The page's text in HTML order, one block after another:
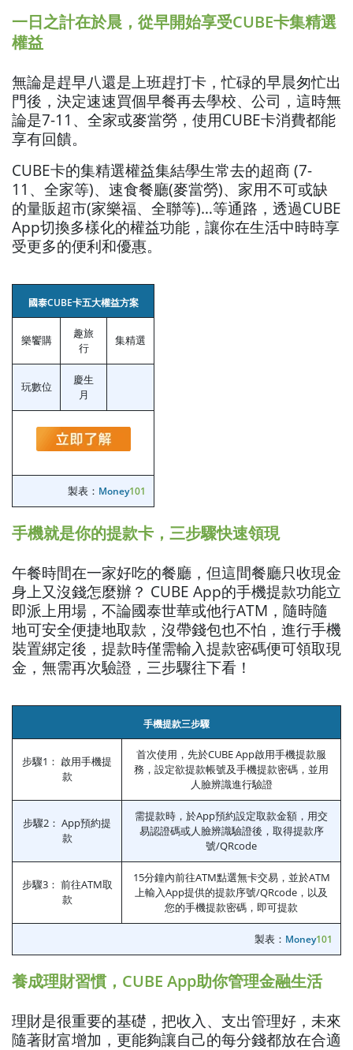
一日之計在於晨，從早開始享受CUBE卡集精選
權益
無論是趕早八還是上班趕打卡，忙碌的早晨匆忙出
門後，決定速速買個早餐再去學校、公司，這時無
論是7-11、全家或麥當勞，使用CUBE卡消費都能
享有回饋。
CUBE卡的集精選權益集結學生常去的超商 (7-
11、全家等)、速食餐廳(麥當勞)、家用不可或缺
的量販超市(家樂福、全聯等)…等通路，透過CUBE
App切換多樣化的權益功能，讓你在生活中時時享
受更多的便利和優惠。
國泰CUBE卡五大權益方案
樂饗購
趣旅
行
集精選
玩數位
慶生
月
製表： Money101
手機就是你的提款卡，三步驟快速領現
午餐時間在一家好吃的餐廳，但這間餐廳只收現金
身上又沒錢怎麼辦？ CUBE App的手機提款功能立
即派上用場，不論國泰世華或他行ATM，隨時隨
地可安全便捷地取款，沒帶錢包也不怕，進行手機
裝置綁定後，提款時僅需輸入提款密碼便可領取現
金，無需再次驗證，三步驟往下看！
手機提款三步驟
步驟1： 啟用手機提
款
首次使用，先於CUBE App啟用手機提款服
務，設定欲提款帳號及手機提款密碼，並用
人臉辨識進行驗證
步驟2： App預約提
款
需提款時，於App預約設定取款金額，用交
易認證碼或人臉辨識驗證後，取得提款序
號/QRcode
步驟3： 前往ATM取
款
15分鐘內前往ATM點選無卡交易，並於ATM
上輸入App提供的提款序號/QRcode，以及
您的手機提款密碼，即可提款
製表： Money101
養成理財習慣，CUBE App助你管理金融生活
理財是很重要的基礎，把收入、支出管理好，未來
隨著財富增加，更能夠讓自己的每分錢都放在合適